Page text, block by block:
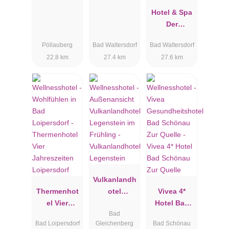
Pöllauberg
22.8 km
Bad Waltersdorf
27.4 km
Hotel & Spa
Der
Bad
Waltersdorf
Bad Waltersdorf
27.6 km
Thermenhot
el Vier
Loipersdorf
Bad Loipersdorf
Vulkanlandh
otel
Bad
Gleichenberg
Vivea 4*
Hotel Bad
Quelle
Bad Schönau